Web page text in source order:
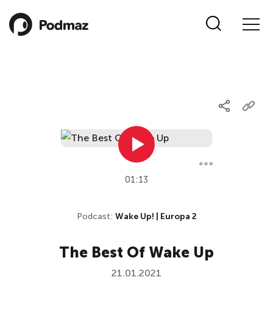
01:13
Podcast: Wake Up! | Europa 2
The Best Of Wake Up
21.01.2021